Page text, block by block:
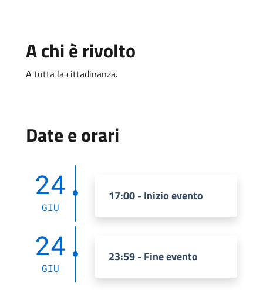
A chi è rivolto
A tutta la cittadinanza.
Date e orari
24
GIU
17:00 - Inizio evento
24
GIU
23:59 - Fine evento